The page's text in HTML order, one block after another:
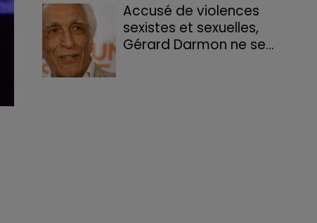
Accusé de violences
sexistes et sexuelles,
Gérard Darmon ne se...